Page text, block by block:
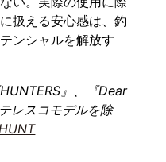
扱える安心感は、釣
ンシャルを解放す
』、『Dear
レスコモデルを除